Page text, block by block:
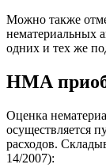
Можно также
нематериальных
одних и тех же
НМА
Оценка
осуществляется
расходов.
14/2007):